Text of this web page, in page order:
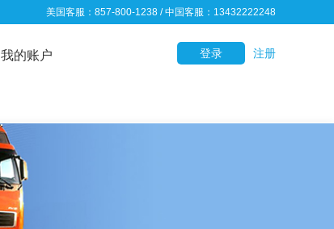
美国客服：857-800-1238 / 中国客服：13432222248
我的账户 登录 注册